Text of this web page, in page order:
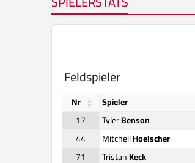
Feldspieler
Nr Spieler
17
TylerBenson
44
MitchellHoelscher
71
TristanKeck